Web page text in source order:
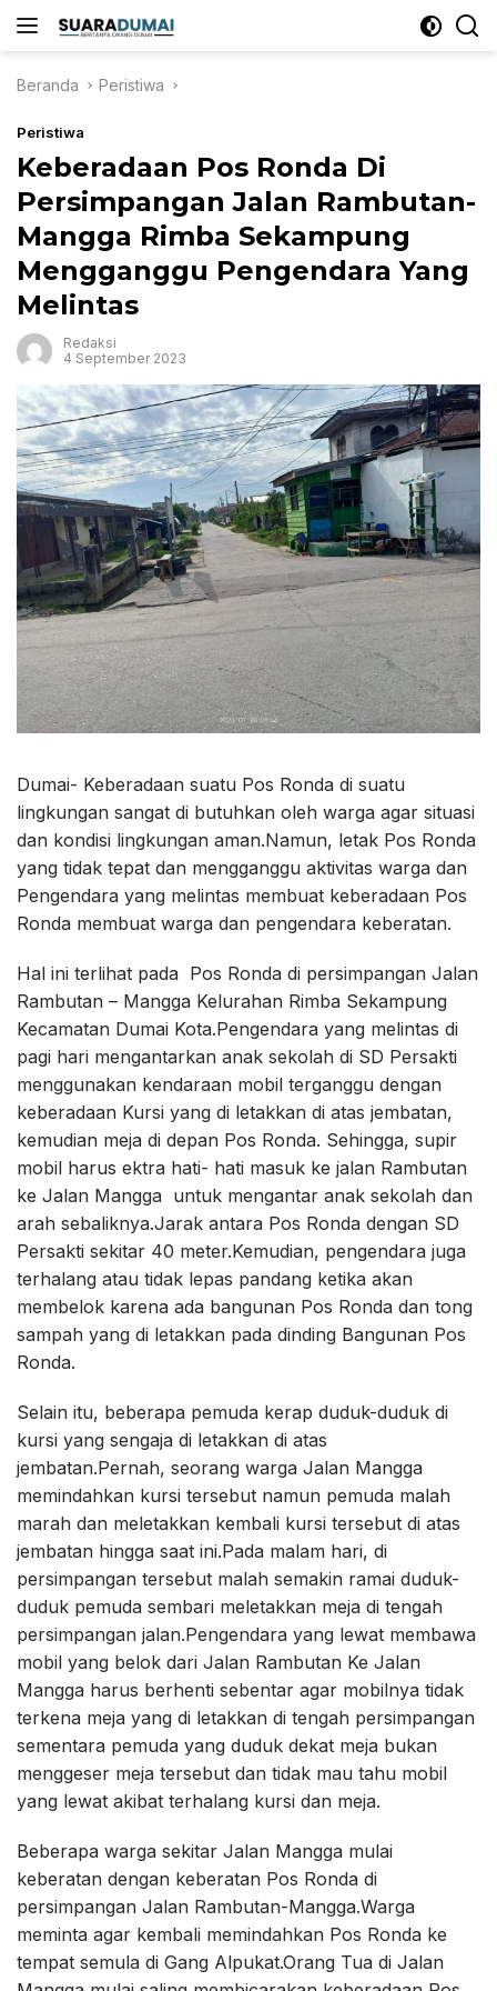
ke
Beranda
Peristiwa
Peristiwa
Keberadaan Pos Ronda Di
Persimpangan Jalan Rambutan-
Mangga Rimba Sekampung
Mengganggu Pengendara Yang
Melintas
Redaksi
4 September 2023
Dumai- Keberadaan suatu Pos Ronda di suatu
lingkungan sangat di butuhkan oleh warga agar situasi
dan kondisi lingkungan aman.Namun, letak Pos Ronda
yang tidak tepat dan mengganggu aktivitas warga dan
Pengendara yang melintas membuat keberadaan Pos
Ronda membuat warga dan pengendara keberatan.
Hal ini terlihat pada Pos Ronda di persimpangan Jalan
Rambutan – Mangga Kelurahan Rimba Sekampung
Kecamatan Dumai Kota.Pengendara yang melintas di
pagi hari mengantarkan anak sekolah di SD Persakti
menggunakan kendaraan mobil terganggu dengan
keberadaan Kursi yang di letakkan di atas jembatan,
kemudian meja di depan Pos Ronda. Sehingga, supir
mobil harus ektra hati- hati masuk ke jalan Rambutan
ke Jalan Mangga untuk mengantar anak sekolah dan
arah sebaliknya.Jarak antara Pos Ronda dengan SD
Persakti sekitar 40 meter.Kemudian, pengendara juga
terhalang atau tidak lepas pandang ketika akan
membelok karena ada bangunan Pos Ronda dan tong
sampah yang di letakkan pada dinding Bangunan Pos
Ronda.
Selain itu, beberapa pemuda kerap duduk-duduk di
kursi yang sengaja di letakkan di atas
jembatan.Pernah, seorang warga Jalan Mangga
memindahkan kursi tersebut namun pemuda malah
marah dan meletakkan kembali kursi tersebut di atas
jembatan hingga saat ini.Pada malam hari, di
persimpangan tersebut malah semakin ramai duduk-
duduk pemuda sembari meletakkan meja di tengah
persimpangan jalan.Pengendara yang lewat membawa
mobil yang belok dari Jalan Rambutan Ke Jalan
Mangga harus berhenti sebentar agar mobilnya tidak
terkena meja yang di letakkan di tengah persimpangan
sementara pemuda yang duduk dekat meja bukan
menggeser meja tersebut dan tidak mau tahu mobil
yang lewat akibat terhalang kursi dan meja.
Beberapa warga sekitar Jalan Mangga mulai
keberatan dengan keberatan Pos Ronda di
persimpangan Jalan Rambutan-Mangga.Warga
meminta agar kembali memindahkan Pos Ronda ke
tempat semula di Gang Alpukat.Orang Tua di Jalan